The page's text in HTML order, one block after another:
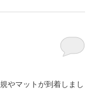
やマットが到着しまし